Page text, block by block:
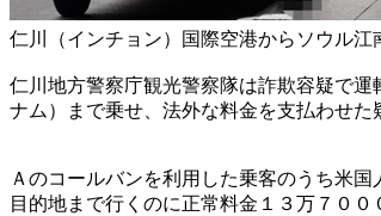
仁川（インチョン）国際空港からソウル
仁川地方警察庁観光警察隊は詐欺容疑で
ナム）まで乗せ、法外な料金を支払わせた
Ａのコールバンを利用した乗客のうち米
目的地まで行くのに正常料金１３万７０